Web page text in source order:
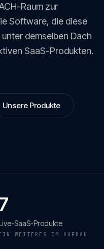
Raum zur
Software, die diese
demselben Dach
SaaS-Produkten.
Unsere Produkte
SaaS-Produkte
WEITERES IM AUFBAU